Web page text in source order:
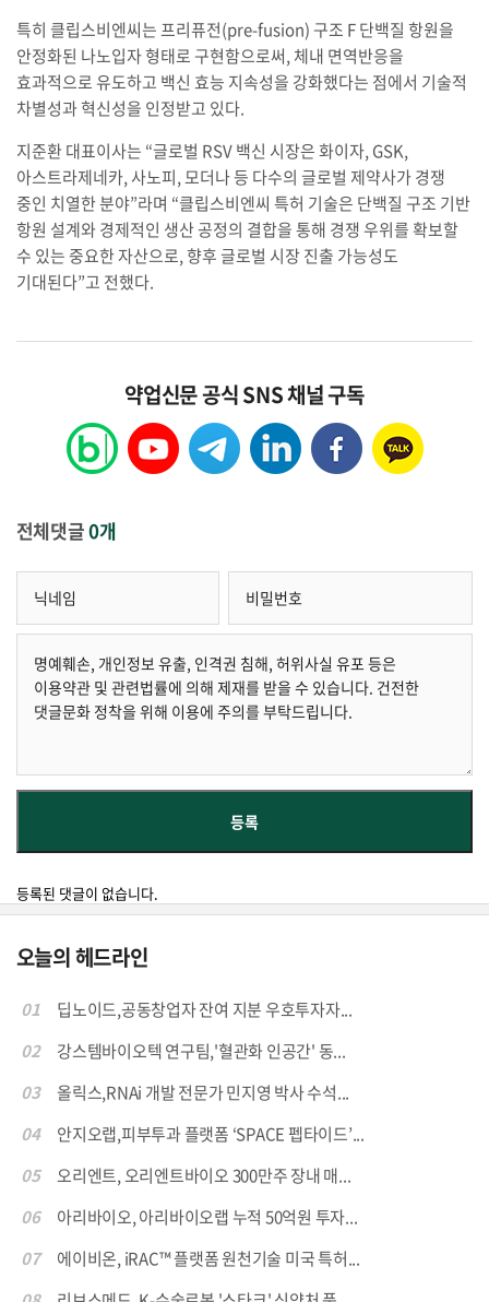
특히 클립스비엔씨는 프리퓨전(pre-fusion) 구조 F 단백질 항원을
안정화된 나노입자 형태로 구현함으로써, 체내 면역반응을
효과적으로 유도하고 백신 효능 지속성을 강화했다는 점에서 기술적
차별성과 혁신성을 인정받고 있다.
지준환 대표이사는 “글로벌 RSV 백신 시장은 화이자, GSK,
아스트라제네카, 사노피, 모더나 등 다수의 글로벌 제약사가 경쟁
중인 치열한 분야”라며 “클립스비엔씨 특허 기술은 단백질 구조 기반
항원 설계와 경제적인 생산 공정의 결합을 통해 경쟁 우위를 확보할
수 있는 중요한 자산으로, 향후 글로벌 시장 진출 가능성도
기대된다”고 전했다.
약업신문 공식 SNS 채널 구독
전체댓글0개
등록된 댓글이 없습니다.
오늘의 헤드라인
01
딥노이드,공동창업자 잔여 지분 우호투자자...
02
강스템바이오텍 연구팀,'혈관화 인공간' 동...
03
올릭스,RNAi 개발 전문가 민지영 박사 수석...
04
안지오랩,피부투과 플랫폼 ‘SPACE 펩타이드’...
05
오리엔트, 오리엔트바이오 300만주 장내 매...
06
아리바이오, 아리바이오랩 누적 50억원 투자...
07
에이비온, iRAC™ 플랫폼 원천기술 미국 특허...